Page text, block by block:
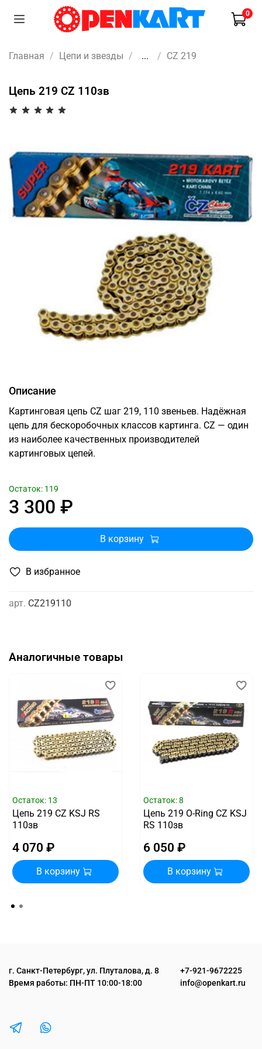
0
Главная Цепи и звезды ... CZ 219
Цепь 219 CZ 110зв
В избранное
арт. CZ219110
Описание
Картинговая цепь CZ шаг 219, 110 звеньев. Надёжная
цепь для бескоробочных классов картинга. CZ — один
из наиболее качественных производителей
картинговых цепей.
3 300 ₽
Остаток: 119
В корзину
Аналогичные товары
Остаток: 13
Цепь 219 CZ KSJ RS
110зв
4 070 ₽
В корзину
Остаток: 8
Цепь 219 O-Ring CZ KSJ
RS 110зв
6 050 ₽
В корзину
г. Санкт-Петербург, ул. Плуталова, д. 8
Время работы: ПН-ПТ 10:00-18:00
+7-921-9672225
info@openkart.ru